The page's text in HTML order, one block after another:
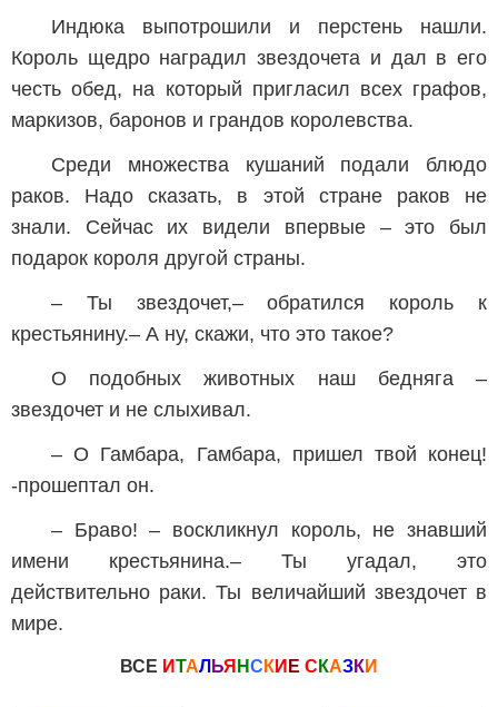
Индюка выпотрошили и перстень нашли.
Король щедро наградил звездочета и дал в его
честь обед, на который пригласил всех графов,
маркизов, баронов и грандов королевства.
Среди множества кушаний подали блюдо
раков. Надо сказать, в этой стране раков не
знали. Сейчас их видели впервые – это был
подарок короля другой страны.
– Ты звездочет,– обратился король к
крестьянину.– А ну, скажи, что это такое?
О подобных животных наш бедняга –
звездочет и не слыхивал.
– О Гамбара, Гамбара, пришел твой конец!
-прошептал он.
– Браво! – воскликнул король, не знавший
имени крестьянина.– Ты угадал, это
действительно раки. Ты величайший звездочет в
мире.
ВСЕ ИТАЛ ЬЯ НС КИ Е С КАЗКИ